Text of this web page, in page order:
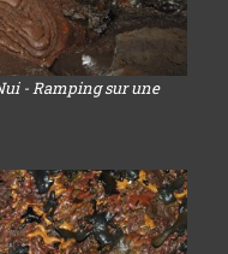
- Ramping sur une